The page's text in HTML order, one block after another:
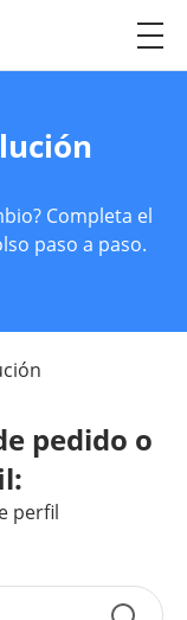
Completa el
paso a paso.
pedido o
perfil